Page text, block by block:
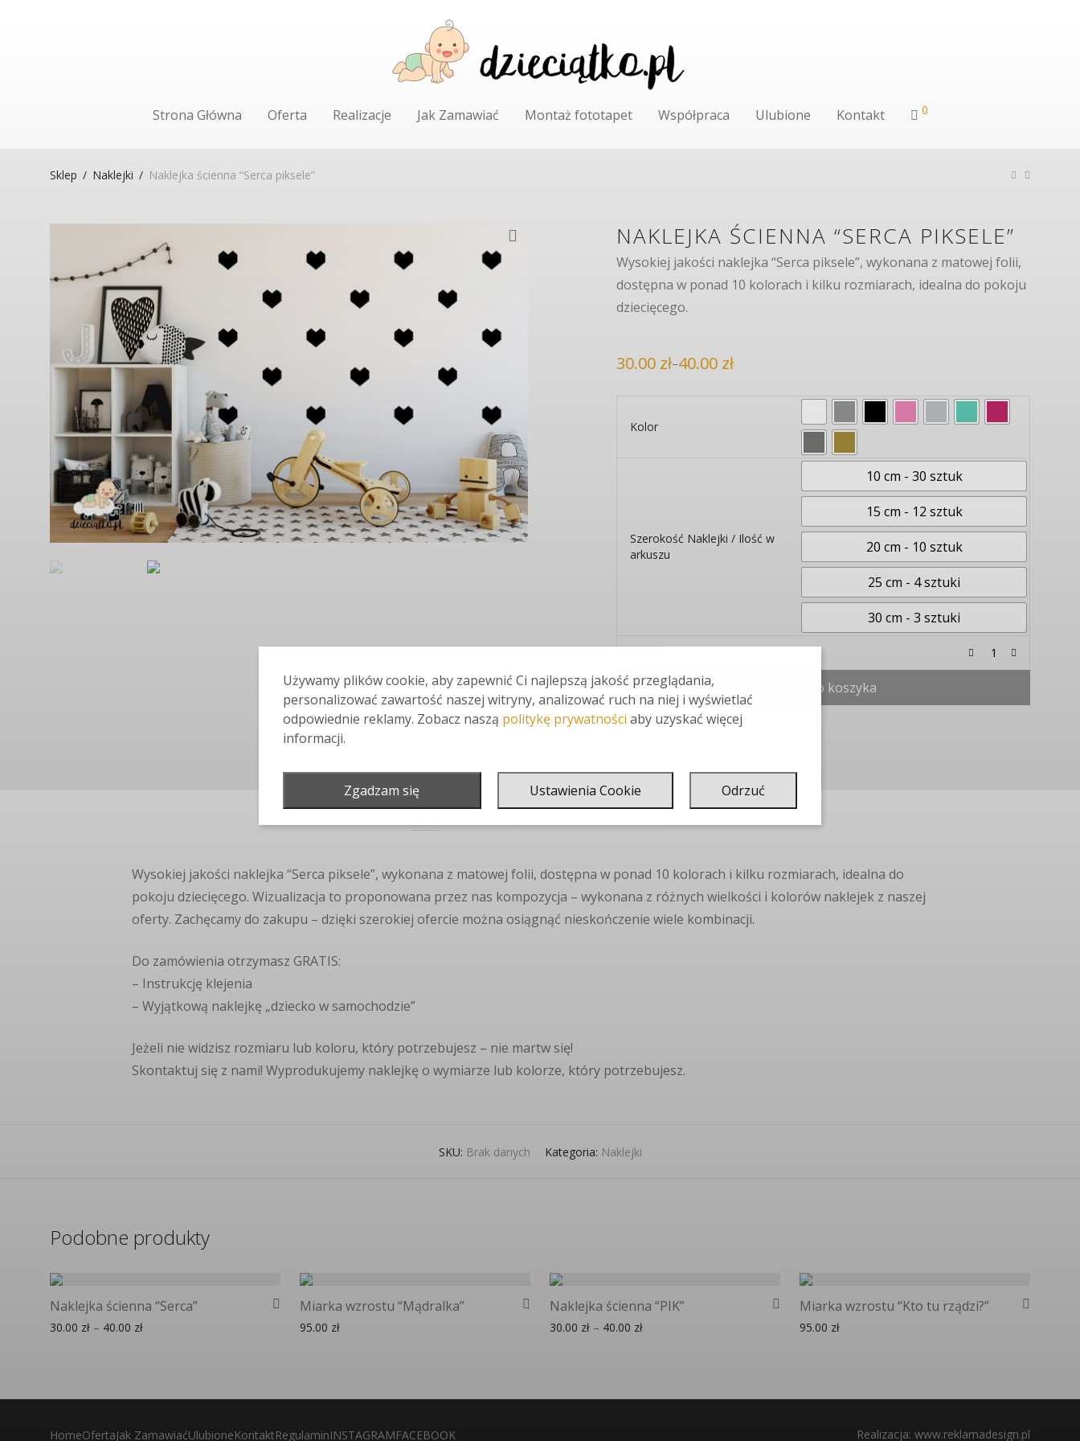
Strona Główna Oferta Realizacje Jak Zamawiać Montaż fototapet Współpraca Ulubione Kontakt 0
Sklep / Naklejki / Naklejka ścienna “Serca piksele”
NAKLEJKA ŚCIENNA “SERCA PIKSELE”
Wysokiej jakości naklejka “Serca piksele”, wykonana z matowej folii,
dostępna w ponad 10 kolorach i kilku rozmiarach, idealna do pokoju
dziecięcego.
30.00 zł–40.00 zł
Zakres
40.00 zł
Kolor
Szerokość Naklejki / Ilość w
arkuszu
10 cm - 30 sztuk
15 cm - 12 sztuk
20 cm - 10 sztuk
25 cm - 4 sztuki
30 cm - 3 sztuki
Dodaj do koszyka
0
Wysokiej jakości naklejka “Serca piksele”, wykonana z matowej folii, dostępna w ponad 10 kolorach i kilku rozmiarach, idealna do
pokoju dziecięcego. Wizualizacja to proponowana przez nas kompozycja – wykonana z różnych wielkości i kolorów naklejek z naszej
oferty. Zachęcamy do zakupu – dzięki szerokiej ofercie można osiągnąć nieskończenie wiele kombinacji.
Do zamówienia otrzymasz GRATIS:
– Instrukcję klejenia
– Wyjątkową naklejkę „dziecko w samochodzie”
Jeżeli nie widzisz rozmiaru lub koloru, który potrzebujesz – nie martw się!
Skontaktuj się z nami! Wyprodukujemy naklejkę o wymiarze lub kolorze, który potrzebujesz.
SKU: Brak danych Kategoria: Naklejki
Podobne produkty
Naklejka ścienna “Serca”
30.00 zł – 40.00 złZakres cen: od 30.00 zł do 40.00 zł
Miarka wzrostu “Mądralka”
95.00 zł
Naklejka ścienna “PIK”
30.00 zł – 40.00 złZakres cen: od 30.00 zł do 40.00 zł
Miarka wzrostu “Kto tu rządzi?”
95.00 zł
HomeOfertaJak ZamawiaćUlubioneKontaktRegulaminINSTAGRAMFACEBOOK Realizacja: www.reklamadesign.pl
Używamy plików cookie, aby zapewnić Ci najlepszą jakość przeglądania,
personalizować zawartość naszej witryny, analizować ruch na niej i wyświetlać
odpowiednie reklamy. Zobacz naszą politykę prywatności aby uzyskać więcej
informacji.
Zgadzam się Ustawienia Cookie Odrzuć